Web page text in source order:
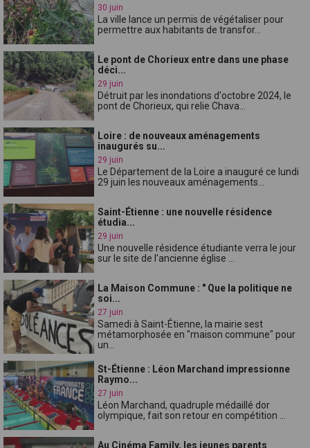
30 juin
La ville lance un permis de végétaliser pour
permettre aux habitants de transfor...
Le pont de Chorieux entre dans une phase
déci...
29 juin
Détruit par les inondations d'octobre 2024, le
pont de Chorieux, qui relie Chava...
Loire : de nouveaux aménagements
inaugurés su...
29 juin
Le Département de la Loire a inauguré ce lundi
29 juin les nouveaux aménagements...
Saint-Étienne : une nouvelle résidence
étudia...
29 juin
Une nouvelle résidence étudiante verra le jour
sur le site de l'ancienne église ...
La Maison Commune : " Que la politique ne
soi...
27 juin
Samedi à Saint-Étienne, la mairie sest
métamorphosée en "maison commune" pour
un...
St-Étienne : Léon Marchand impressionne
Raymo...
27 juin
Léon Marchand, quadruple médaillé dor
olympique, fait son retour en compétition ...
Au Cinéma Family, les jeunes parents